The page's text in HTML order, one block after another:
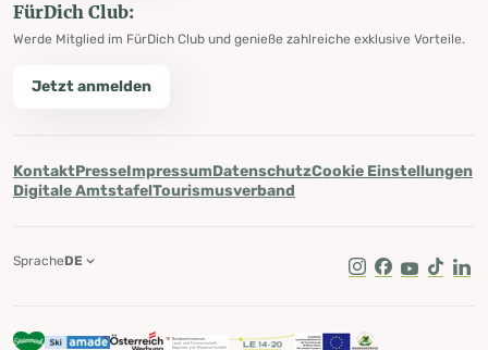
FürDich Club:
Werde Mitglied im FürDich Club und genieße zahlreiche exklusive Vorteile.
Jetzt anmelden
KontaktPresseImpressumDatenschutzCookie Einstellungen
Digitale AmtstafelTourismusverband
Instagram
Facebook
Youtube
Tik Tok
SpracheDE